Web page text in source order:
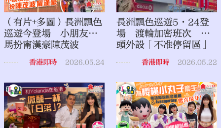
（有片+多圖）長洲飄色
巡遊今登場 小朋友鬼
馬扮甯漢豪陳茂波
「中東油王」與言惠知
香港即時 2026.05.24
長洲飄色巡遊5·24登
場 渡輪加密班次 碼
頭外設「不准停留區」
香港即時 2026.05.22